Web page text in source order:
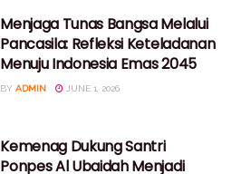
Menjaga Tunas Bangsa Melalui
Pancasila: Refleksi Keteladanan
Menuju Indonesia Emas 2045
BY ADMIN JUNE 1, 2026
Kemenag Dukung Santri
Ponpes Al Ubaidah Menjadi